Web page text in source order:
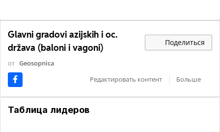
Glavni gradovi azijskih i oc.
država (baloni i vagoni)
Поделиться
от Geosopnica
Редактировать контент
Больше
Таблица лидеров